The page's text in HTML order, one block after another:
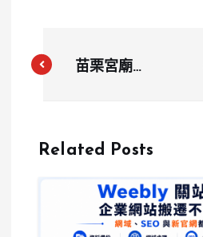
苗栗宮廟成
點！居民擔心
Related Posts